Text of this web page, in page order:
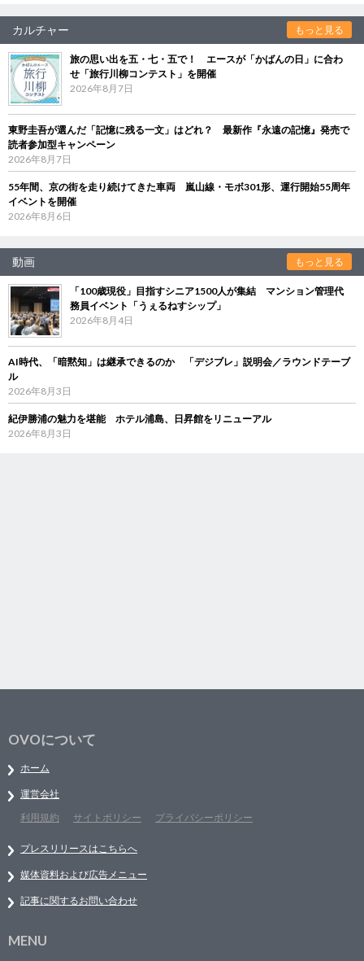
カルチャー もっと見る
旅の思い出を五・七・五で！ エースが「かばんの日」に合わ
せ「旅行川柳コンテスト」を開催
2026年8月7日
東野圭吾が選んだ「記憶に残る一文」はどれ？ 最新作『永遠の記憶』発売で
読者参加型キャンペーン
2026年8月7日
55年間、京の街を走り続けてきた車両 嵐山線・モボ301形、運行開始55周年
イベントを開催
2026年8月6日
動画 もっと見る
「100歳現役」目指すシニア1500人が集結 マンション管理代
務員イベント「うぇるねすシップ」
2026年8月4日
AI時代、「暗黙知」は継承できるのか 「デジブレ」説明会／ラウンドテーブ
ル
2026年8月3日
紀伊勝浦の魅力を堪能 ホテル浦島、日昇館をリニューアル
2026年8月3日
OVOについて
ホーム
運営会社
利用規約
サイトポリシー プライバシーポリシー
プレスリリースはこちらへ
媒体資料および広告メニュー
記事に関するお問い合わせ
MENU